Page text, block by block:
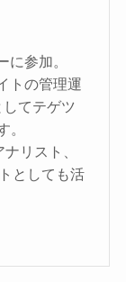
参加。
トの管理運
てテゲツ
。
リスト、
としても活